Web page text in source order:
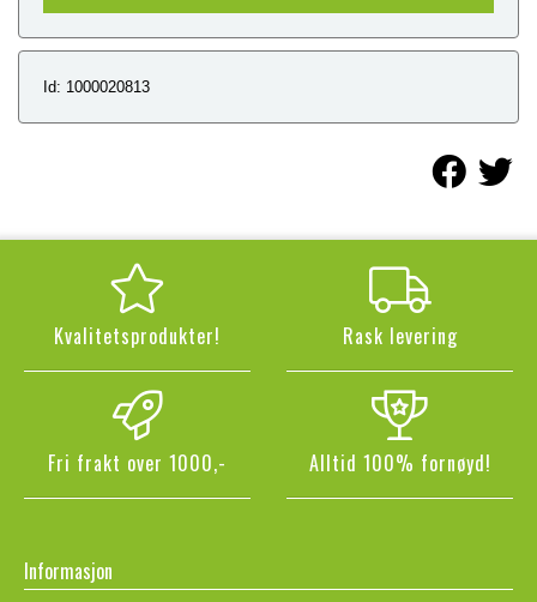
Id: 1000020813
Kvalitetsprodukter! Rask levering
Fri frakt over 1000,- Alltid 100% fornøyd!
Informasjon